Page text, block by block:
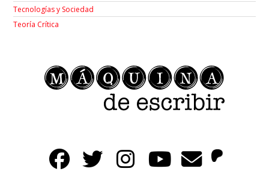
Tecnologías y Sociedad
Teoría Crítica